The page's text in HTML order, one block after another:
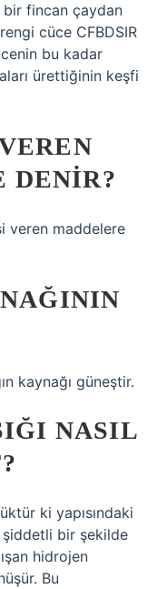
bir fincan çaydan
cüce CFBDSIR
bu kadar
ürettiğinin keşfi
DENIR?
veren maddelere
kaynağı güneştir.
NASIL
ki yapısındaki
şiddetli bir şekilde
hidrojen
Bu